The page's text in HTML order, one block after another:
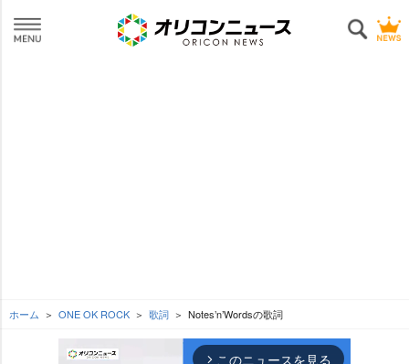
ホーム ONE OK ROCK 歌詞 Notes’n’Wordsの歌詞
arrow_forward_ios このニュースを見る